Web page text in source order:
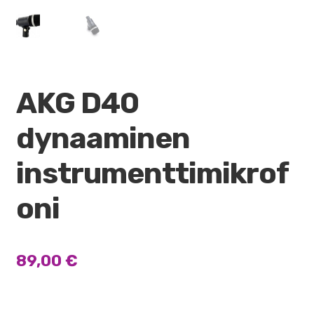
AKG D40
dynaaminen
instrumenttimikrof
oni
89,00 €